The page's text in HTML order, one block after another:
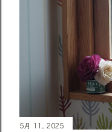
5月 11, 2025